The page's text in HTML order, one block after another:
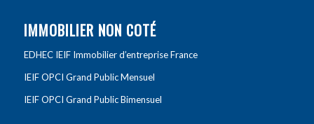
IMMOBILIER NON COTÉ
EDHEC IEIF Immobilier d’entreprise France
IEIF OPCI Grand Public Mensuel
IEIF OPCI Grand Public Bimensuel